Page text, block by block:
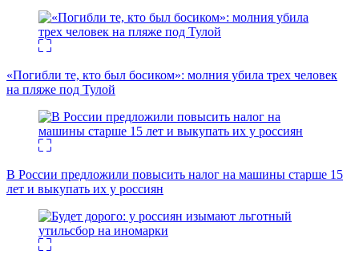
«Погибли те, кто был босиком»: молния убила трех человек
на пляже под Тулой
В России предложили повысить налог на машины старше 15
лет и выкупать их у россиян